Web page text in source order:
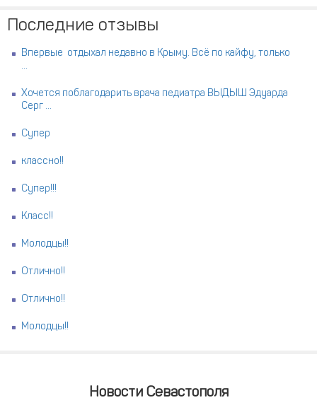
Последние отзывы
Впервые отдыхал недавно в Крыму. Всё по кайфу, только
...
Хочется поблагодарить врача педиатра ВЫДЫШ Эдуарда
Серг ...
Супер
классно!!
Супер!!!
Класс!!
Молодцы!!
Отлично!!
Отлично!!
Молодцы!!
Новости Севастополя